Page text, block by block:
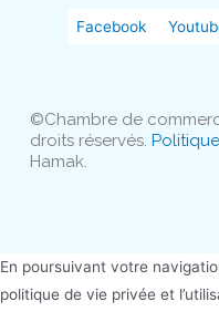
Facebook
©Chambre de
droits réservés.
Hamak.
En poursuivant votre
politique de vie privée et